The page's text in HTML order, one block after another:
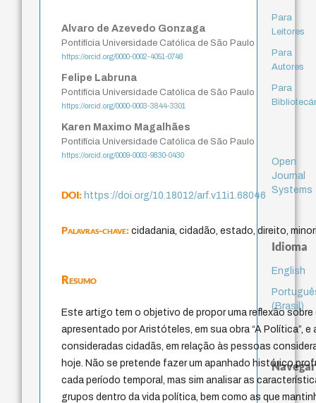
Alvaro de Azevedo Gonzaga
Pontifícia Universidade Católica de São Paulo
https://orcid.org/0000-0002-4051-0748
Felipe Labruna
Pontifícia Universidade Católica de São Paulo
https://orcid.org/0000-0003-3844-3301
Karen Maximo Magalhães
Pontifícia Universidade Católica de São Paulo
https://orcid.org/0009-0003-9830-0430
DOI:https://doi.org/10.18012/arf.v11i1.68046
Palavras-chave:cidadania, cidadão, estado, direito,
Resumo
Este artigo tem o objetivo de propor uma reflexão
apresentado por Aristóteles, em sua obra “A Política”,
consideradas cidadãs, em relação às pessoas
hoje. Não se pretende fazer um apanhado histórico
cada período temporal, mas sim analisar as
grupos dentro da vida política, bem como as que
Para
Leitores
Para
Autores
Para
Open
Journal
Systems
Idioma
English
(Brasil)
Navegar